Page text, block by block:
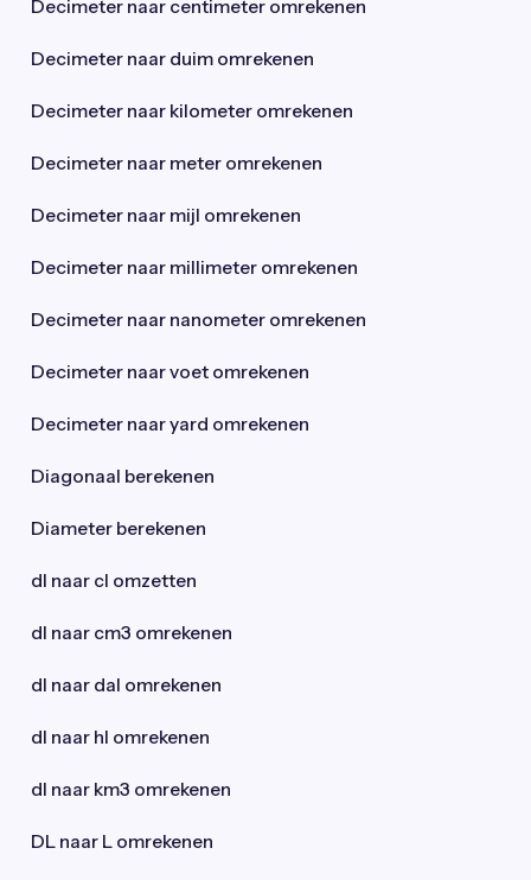
Decimeter naar centimeter omrekenen
Decimeter naar duim omrekenen
Decimeter naar kilometer omrekenen
Decimeter naar meter omrekenen
Decimeter naar mijl omrekenen
Decimeter naar millimeter omrekenen
Decimeter naar nanometer omrekenen
Decimeter naar voet omrekenen
Decimeter naar yard omrekenen
Diagonaal berekenen
Diameter berekenen
dl naar cl omzetten
dl naar cm3 omrekenen
dl naar dal omrekenen
dl naar hl omrekenen
dl naar km3 omrekenen
DL naar L omrekenen